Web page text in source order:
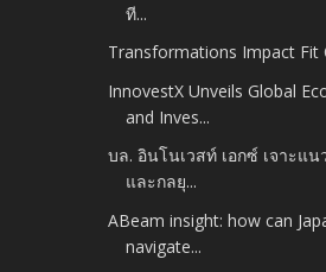
ที...
Transformations Impact Fit
InnovestX Unveils Global
and Inves...
บล. อินโนเวสท์ เอกซ์ เจาะแ
และกลยุ...
ABeam insight: how can
navigate...